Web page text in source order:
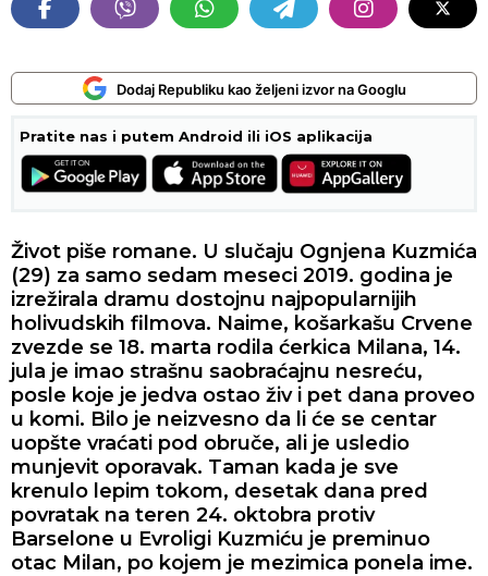
Dodaj Republiku kao željeni izvor na Googlu
Pratite nas i putem Android ili iOS aplikacija
Život piše romane. U slučaju Ognjena Kuzmića
(29) za samo sedam meseci 2019. godina je
izrežirala dramu dostojnu najpopularnijih
holivudskih filmova. Naime, košarkašu Crvene
zvezde se 18. marta rodila ćerkica Milana, 14.
jula je imao strašnu saobraćajnu nesreću,
posle koje je jedva ostao živ i pet dana proveo
u komi. Bilo je neizvesno da li će se centar
uopšte vraćati pod obruče, ali je usledio
munjevit oporavak. Taman kada je sve
krenulo lepim tokom, desetak dana pred
povratak na teren 24. oktobra protiv
Barselone u Evroligi Kuzmiću je preminuo
otac Milan, po kojem je mezimica ponela ime.